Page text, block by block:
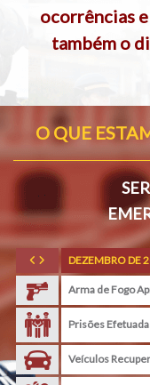
ocorrências
também o
O QUE
DEZEMBRO DE
Arma de Fogo
Prisões
Veículos